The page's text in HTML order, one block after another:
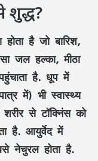
शुद्ध?
है जो बारिश,
जल हल्का, मीठा
है. धूप में
में) भी स्वास्थ्य
से टॉक्निंस को
है. आयुर्वेद में
नेचुरल होता है.